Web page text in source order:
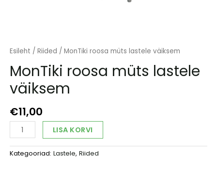
Esileht / Riided / MonTiki roosa müts lastele väiksem
MonTiki roosa müts lastele
väiksem
€11,00
MonTiki
roosa
müts
lastele
LISA KORVI
Alternative:
Kategooriad: Lastele, Riided